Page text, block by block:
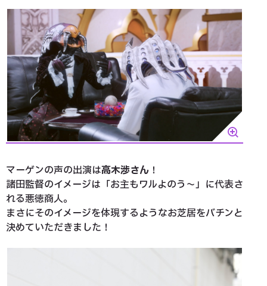
マーゲンの声の出演は高木渉さん ！
諸田監督のイメージは「お主もワルよのう～」に代表さ
れる悪徳商人。
まさにそのイメージを体現するようなお芝居をバチンと
決めていただきました！